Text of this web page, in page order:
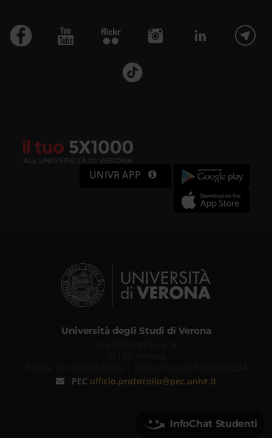
UNIVR APP
Università degli Studi di Verona
PEC ufficio.protocollo@pec.univr.it
InfoChat Studenti